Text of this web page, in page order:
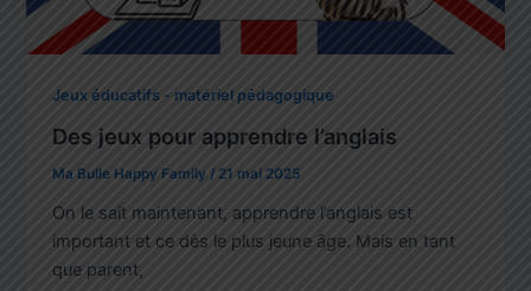
Jeux éducatifs - matériel pédagogique
Des jeux pour apprendre l’anglais
Ma Bulle Happy Family/21 mai 2025
On le sait maintenant, apprendre l’anglais est
important et ce dès le plus jeune âge. Mais en tant
que parent,